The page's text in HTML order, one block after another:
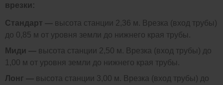
врезки:
Стандарт — высота станции 2,36 м. Врезка (вход трубы)
до 0,85 м от уровня земли до нижнего края трубы.
Миди — высота станции 2,50 м. Врезка (вход трубы) до
1,00 м от уровня земли до нижнего края трубы.
Лонг — высота станции 3,00 м. Врезка (вход трубы) до